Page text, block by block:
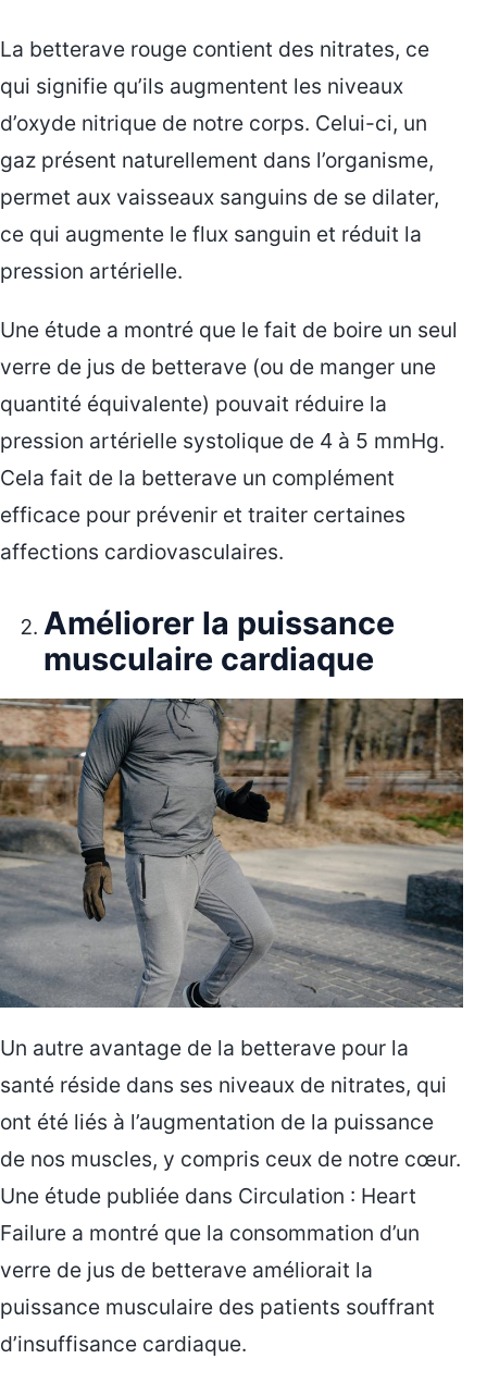
La betterave rouge contient des nitrates, ce
qui signifie qu’ils augmentent les niveaux
d’oxyde nitrique de notre corps. Celui-ci, un
gaz présent naturellement dans l’organisme,
permet aux vaisseaux sanguins de se dilater,
ce qui augmente le flux sanguin et réduit la
pression artérielle.
Une étude a montré que le fait de boire un seul
verre de jus de betterave (ou de manger une
quantité équivalente) pouvait réduire la
pression artérielle systolique de 4 à 5 mmHg.
Cela fait de la betterave un complément
efficace pour prévenir et traiter certaines
affections cardiovasculaires.
Améliorer la puissance
musculaire cardiaque
Un autre avantage de la betterave pour la
santé réside dans ses niveaux de nitrates, qui
ont été liés à l’augmentation de la puissance
de nos muscles, y compris ceux de notre cœur.
Une étude publiée dans Circulation : Heart
Failure a montré que la consommation d’un
verre de jus de betterave améliorait la
puissance musculaire des patients souffrant
d’insuffisance cardiaque.